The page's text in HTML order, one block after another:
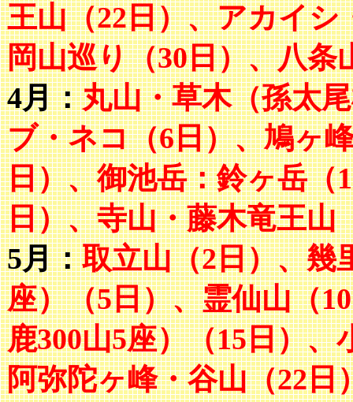
王山（22日）、アカイ
岡山巡り（30日）、八条
4月：丸山・草木（孫太
ブ・ネコ（6日）、鳩ヶ
日）、御池岳：鈴ヶ岳（
日）、寺山・藤木竜王山
5月：取立山（2日）、幾
座）（5日）、霊仙山（
鹿300山5座）（15日）
阿弥陀ヶ峰・谷山（22日